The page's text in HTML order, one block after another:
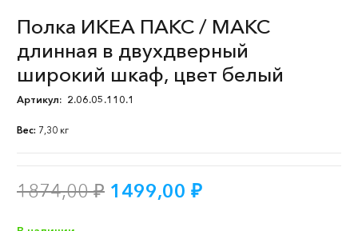
Полка ИКЕА ПАКС / МАКС
длинная в двухдверный
широкий шкаф, цвет белый
Артикул: 2.06.05.110.1
Вес: 7,30 кг
1874,00₽ Первоначальная
1499,00 ₽Текущая